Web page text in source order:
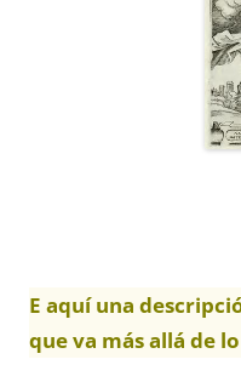
E aquí una
que va más allá de